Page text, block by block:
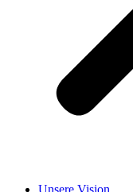
Unsere Vision